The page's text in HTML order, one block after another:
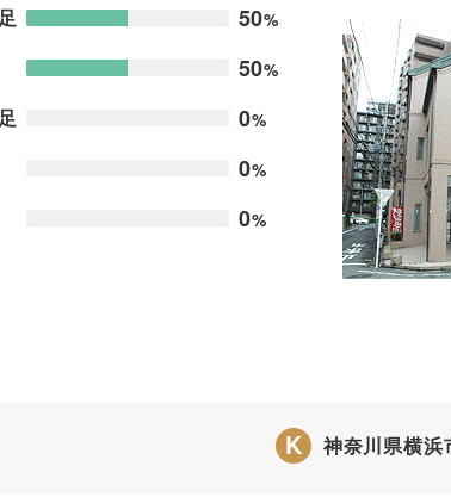
50%
50%
0%
0%
0%
K 神奈川県横浜